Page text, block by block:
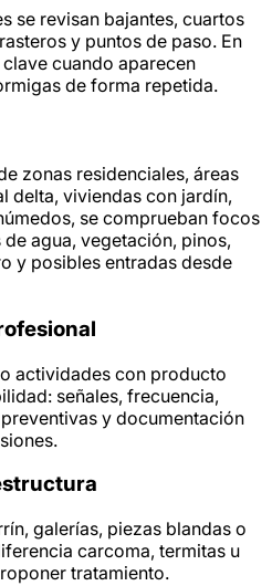
se revisan bajantes, cuartos
y puntos de paso. En
cuando aparecen
de forma repetida.
zonas residenciales, áreas
delta, viviendas con jardín,
se comprueban focos
agua, vegetación, pinos,
y posibles entradas desde
actividades con producto
señales, frecuencia,
y documentación
galerías, piezas blandas o
carcoma, termitas u
tratamiento.